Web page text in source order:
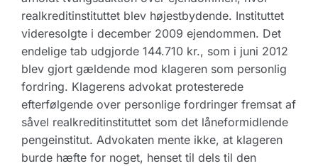
realkreditinstituttet blev højestbydende. Instituttet
videresolgte i december 2009 ejendommen. Det
endelige tab udgjorde 144.710 kr., som i juni 2012
blev gjort gældende mod klageren som personlig
fordring. Klagerens advokat protesterede
efterfølgende over personlige fordringer fremsat af
såvel realkreditinstituttet som det låneformidlende
pengeinstitut. Advokaten mente ikke, at klageren
burde hæfte for noget, henset til dels til den